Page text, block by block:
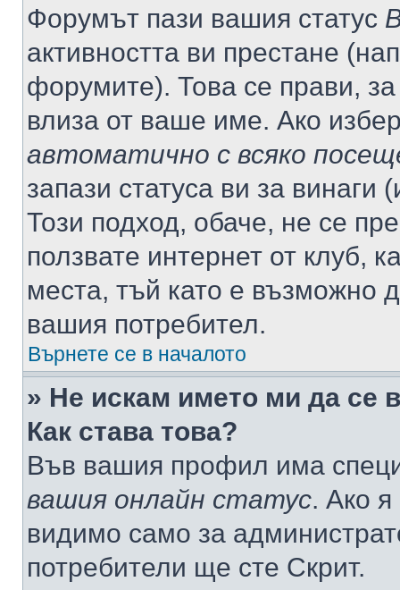
Форумът пази вашия статус
активността ви престане
форумите). Това се прави,
влиза от ваше име. Ако
автоматично с всяко
запази статуса ви за винаги
Този подход, обаче, не се
ползвате интернет от клуб,
места, тъй като е възможно
вашия потребител.
Върнете се в началото
» Не искам името ми да се
Как става това?
Във вашия профил има
вашия онлайн статус. Ако
видимо само за
потребители ще сте Скрит.